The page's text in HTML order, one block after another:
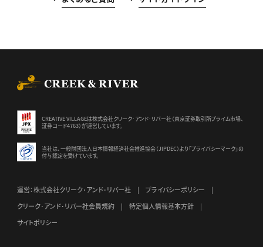
CREATIVE VILLAGEは株式会社クリーク･アンド･リバー社（東京証券取引所プライム市場、
証券コード4763）が運営しています。
当社は、一般財団法人日本情報経済社会推進協会（JIPDEC）より 「プライバシーマーク」の
付与認定を受けています。
運営：株式会社クリーク･アンド･リバー社
プライバシーポリシー
クリーク･アンド･リバー社会員規約
特定個人情報基本方針
サイトポリシー